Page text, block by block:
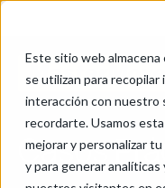
Este sitio web almacena
se utilizan para
interacción con nuestro
recordarte. Usamos
mejorar y personalizar
y para generar
Casos